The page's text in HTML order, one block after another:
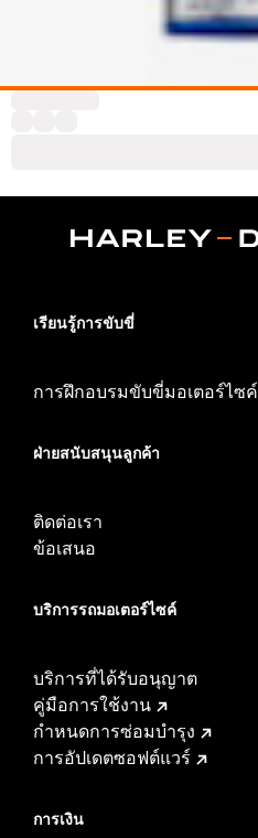
เรียนรู้การขับขี่
การฝึกอบรมขับขี่มอเตอร์ไซค์
ฝ่ายสนับสนุนลูกค้า
ติดต่อเรา
ข้อเสนอ
บริการรถมอเตอร์ไซค์​
บริการที่ได้รับอนุญาต
คู่มือการใช้งาน
กำหนดการซ่อมบำรุง
การอัปเดตซอฟต์แวร์
การเงิน